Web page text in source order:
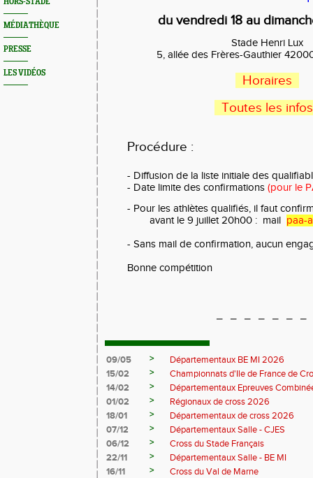
MÉDIATHÈQUE
PRESSE
LES VIDÉOS
du vendredi 18 au
Stade Henri Lux
5, allée des Frères-Gauthier
Horaires
Toutes les infos
Procédure :
- Diffusion de la liste initiale des
- Date limite des confirmations (pour le
- Pour les athlètes qualifiés, il faut
avant le 9 juillet 20h00 : mail paa-
- Sans mail de confirmation, aucun
Bonne compétition
09/05 >
Départementaux BE MI 2026
15/02
>
Championnats d'Ile de France de
14/02
>
Départementaux Epreuves
01/02
>
Régionaux de cross 2026
18/01
>
Départementaux de cross 2026
07/12
>
Départementaux Salle - CJES
06/12
>
Cross du Stade Français
22/11
>
Départementaux Salle - BE MI
16/11
>
Cross du Val de Marne